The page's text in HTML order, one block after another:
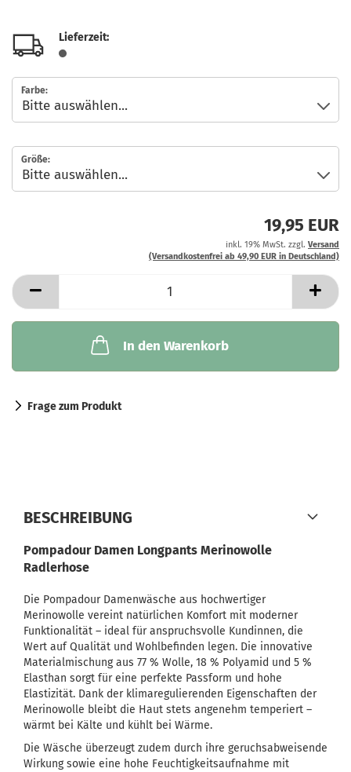
Lieferzeit:
Farbe:
Größe:
19,95 EUR
inkl. 19% MwSt. zzgl. Versand
(Versandkostenfrei ab 49,90 EUR in Deutschland)
In den Warenkorb
Frage zum Produkt
BESCHREIBUNG
Pompadour Damen Longpants Merinowolle
Radlerhose
Die Pompadour Damenwäsche aus hochwertiger
Merinowolle vereint natürlichen Komfort mit moderner
Funktionalität – ideal für anspruchsvolle Kundinnen, die
Wert auf Qualität und Wohlbefinden legen. Die innovative
Materialmischung aus 77 % Wolle, 18 % Polyamid und 5 %
Elasthan sorgt für eine perfekte Passform und hohe
Elastizität. Dank der klimaregulierenden Eigenschaften der
Merinowolle bleibt die Haut stets angenehm temperiert –
wärmt bei Kälte und kühlt bei Wärme.
Die Wäsche überzeugt zudem durch ihre geruchsabweisende
Wirkung sowie eine hohe Feuchtigkeitsaufnahme mit